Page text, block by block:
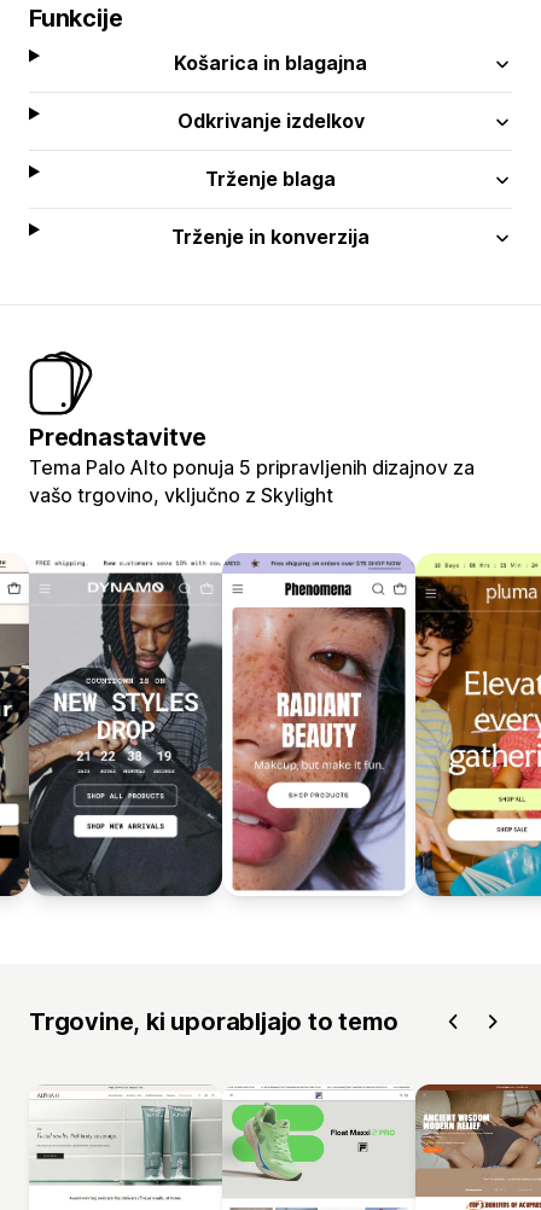
Funkcije
Košarica in blagajna
Odkrivanje izdelkov
Trženje blaga
Trženje in konverzija
Prednastavitve
Tema Palo Alto ponuja 5 pripravljenih dizajnov za
vašo trgovino, vključno z Skylight
Trgovine, ki uporabljajo to temo